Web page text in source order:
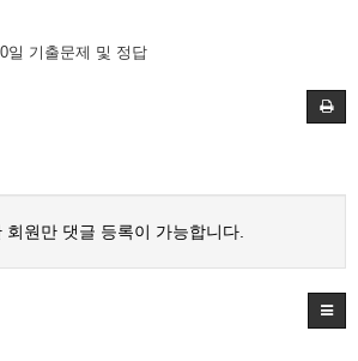
일 기출문제 및 정답
회원만 댓글 등록이 가능합니다.